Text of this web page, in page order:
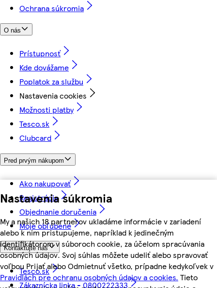
Nastavenia súkromia
My a našich 18 partnerov ukladáme informácie v zariadení
alebo k nim pristupujeme, napríklad k jedinečným
identifikátorom v súboroch cookie, za účelom spracúvania
osobných údajov. Svoj súhlas môžete udeliť alebo spravovať
voľbou Prijať alebo Odmietnuť všetko, prípadne kedykoľvek v
Pravidlách pre ochranu osobných údajov a cookies. Tieto
Ochrana súkromia
O nás
Prístupnosť
Kde dovážame
Poplatok za službu
Nastavenia cookies
Možnosti platby
Tesco.sk
Clubcard
Pred prvým nákupom
Ako nakupovať
Registrácia
Objednanie doručenia
Moje obľúbené
Kontaktujte nás
Tesco.sk
Zákaznícka linka - 0800222333